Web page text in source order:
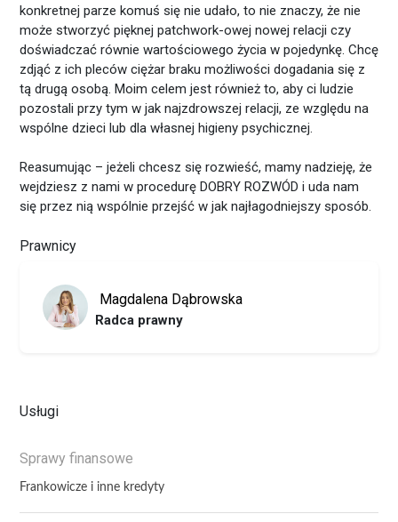
konkretnej parze komuś się nie udało, to nie znaczy, że nie
może stworzyć pięknej patchwork-owej nowej relacji czy
doświadczać równie wartościowego życia w pojedynkę. Chcę
zdjąć z ich pleców ciężar braku możliwości dogadania się z
tą drugą osobą. Moim celem jest również to, aby ci ludzie
pozostali przy tym w jak najzdrowszej relacji, ze względu na
wspólne dzieci lub dla własnej higieny psychicznej.
Reasumując – jeżeli chcesz się rozwieść, mamy nadzieję, że
wejdziesz z nami w procedurę DOBRY ROZWÓD i uda nam
się przez nią wspólnie przejść w jak najłagodniejszy sposób.
Prawnicy
Magdalena Dąbrowska
Radca prawny
Usługi
Sprawy finansowe
Frankowicze i inne kredyty